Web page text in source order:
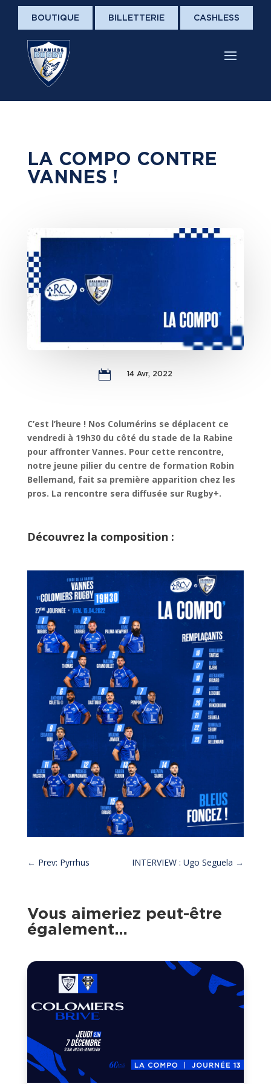
BOUTIQUE BILLETTERIE CASHLESS
LA COMPO CONTRE
VANNES !
 14 Avr, 2022
C’est l’heure ! Nos Columérins se déplacent ce
vendredi à 19h30 du côté du stade de la Rabine
pour affronter Vannes. Pour cette rencontre,
notre jeune pilier du centre de formation Robin
Bellemand, fait sa première apparition chez les
pros. La rencontre sera diffusée sur Rugby+.
Découvrez la composition :
← Prev: Pyrrhus INTERVIEW : Ugo Seguela →
Vous aimeriez peut-être
également…